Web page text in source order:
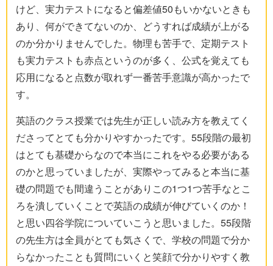
けど、実力テストになると偏差値50もいかないときも
あり、何ができてないのか、どうすれば成績が上がる
のか分かりませんでした。物理も苦手で、定期テスト
も実力テストも赤点というのが多く、公式を覚えても
応用になると点数が取れず一番苦手意識が高かったで
す。
英語のクラス授業では先生が正しい読み方を教えてく
ださってとても分かりやすかったです。55段階の最初
はとても基礎からなので本当にこれをやる必要がある
のかと思っていましたが、実際やってみると本当に基
礎の問題でも間違うことがありこの1つ1つ苦手なとこ
ろを潰していくことで英語の成績が伸びていくのか！
と思い四谷学院についていこうと思いました。55段階
の先生方は全員がとても気さくで、学校の問題で分か
らなかったことも質問にいくと笑顔で分かりやすく教